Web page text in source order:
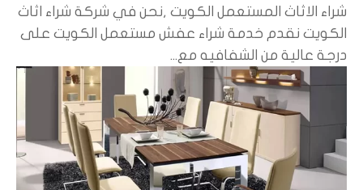
شراء الاثاث المستعمل الكويت ,نحن في شركة شراء اثاث
الكويت نقدم خدمة شراء عفش مستعمل الكويت على
درجة عالية من الشفافيه مع...